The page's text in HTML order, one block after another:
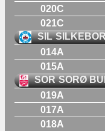
020C
021C
SIL
014A
015A
SOR SORØ
019A
017A
018A